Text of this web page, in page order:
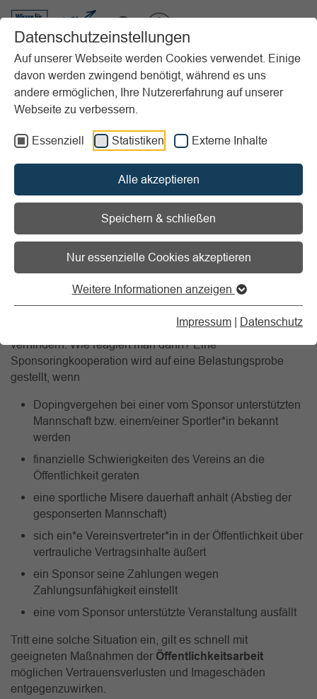
Datenschutzeinstellungen
Auf unserer Webseite werden Cookies verwendet. Einige
davon werden zwingend benötigt, während es uns
andere ermöglichen, Ihre Nutzererfahrung auf unserer
Webseite zu verbessern.
Essenziell Statistiken Externe Inhalte
Alle akzeptieren
Speichern & schließen
Nur essenzielle Cookies akzeptieren
Weitere Informationen anzeigen
Impressum | Datenschutz
Startseite Vereinsmanagement Marketing
Sponsoring
Public Relations
PR bei Sponsoring-Problemen
Vorlesen
Informationen zum Readspeaker öffnen
PR bei Sponsoring-
Problemen
In Krisen angemessen agieren
und Sportverein ins Stocken, es kommt zu Störungen.
Öffentlichkeit gelangen. Doch das lässt sich nicht immer
verhindern. Wie reagiert man dann? Eine
Sponsoringkooperation wird auf eine Belastungsprobe
gestellt, wenn
Dopingvergehen bei einer vom Sponsor unterstützten
Mannschaft bzw. einem/einer Sportler*in bekannt
werden
finanzielle Schwierigkeiten des Vereins an die
Öffentlichkeit geraten
eine sportliche Misere dauerhaft anhält (Abstieg der
gesponserten Mannschaft)
sich ein*e Vereinsvertreter*in in der Öffentlichkeit über
vertrauliche Vertragsinhalte äußert
ein Sponsor seine Zahlungen wegen
Zahlungsunfähigkeit einstellt
eine vom Sponsor unterstützte Veranstaltung ausfällt
Tritt eine solche Situation ein, gilt es schnell mit
geeigneten Maßnahmen der Öffentlichkeitsarbeit
möglichen Vertrauensverlusten und Imageschäden
entgegenzuwirken.